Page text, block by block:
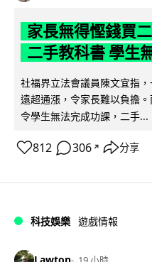
家長無得慳錢買
二手教科書 學生
社福界立法會議員陳文宜指
遠超通漲，令家長難以負擔
令學生無法完成功課，二手...
812 306 ↗ 分享
科技娛樂 遊戲情報